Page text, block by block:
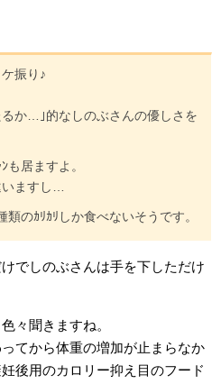
振り♪
か…｣的なしのぶさんの優しさを
も居ますよ。
ますし…
のｶﾘｶﾘしか食べないそうです。
でしのぶさんは手を下しただけ
々聞きますね。
てから体重の増加が止まらなか
後用のカロリー抑え目のフード